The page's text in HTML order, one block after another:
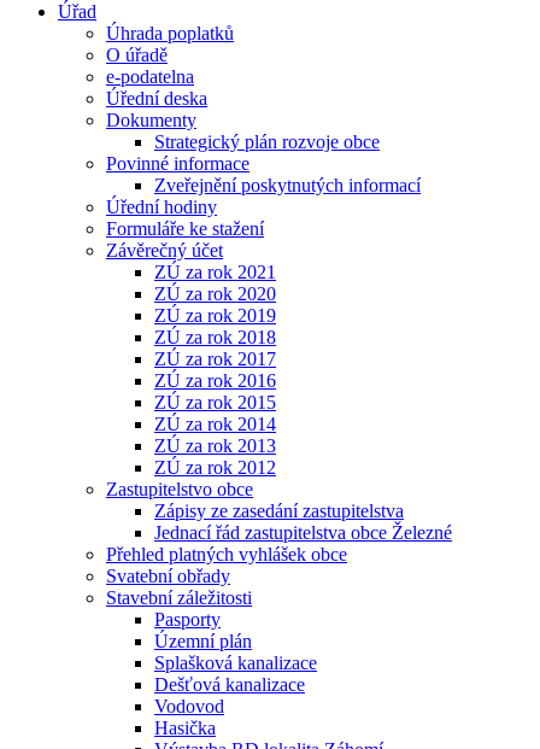
Úřad
Úhrada poplatků
O úřadě
e-podatelna
Úřední deska
Dokumenty
Strategický plán rozvoje obce
Povinné informace
Zveřejnění poskytnutých informací
Úřední hodiny
Formuláře ke stažení
Závěrečný účet
ZÚ za rok 2021
ZÚ za rok 2020
ZÚ za rok 2019
ZÚ za rok 2018
ZÚ za rok 2017
ZÚ za rok 2016
ZÚ za rok 2015
ZÚ za rok 2014
ZÚ za rok 2013
ZÚ za rok 2012
Zastupitelstvo obce
Zápisy ze zasedání zastupitelstva
Jednací řád zastupitelstva obce Železné
Přehled platných vyhlášek obce
Svatební obřady
Stavební záležitosti
Pasporty
Územní plán
Splašková kanalizace
Dešťová kanalizace
Vodovod
Hasička